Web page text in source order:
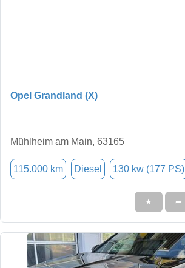
Opel Grandland (X)
Mühlheim am Main, 63165
115.000 km Diesel 130 kw (177 PS)
★ ➦